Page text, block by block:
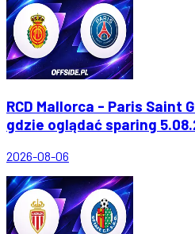
RCD Mallorca - Paris Saint
gdzie oglądać sparing
2026-08-06